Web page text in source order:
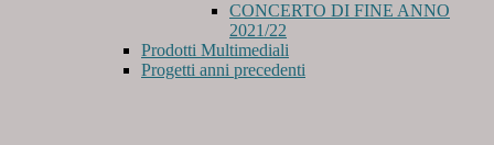
CONCERTO DI FINE ANNO
2021/22
Prodotti Multimediali
Progetti anni precedenti